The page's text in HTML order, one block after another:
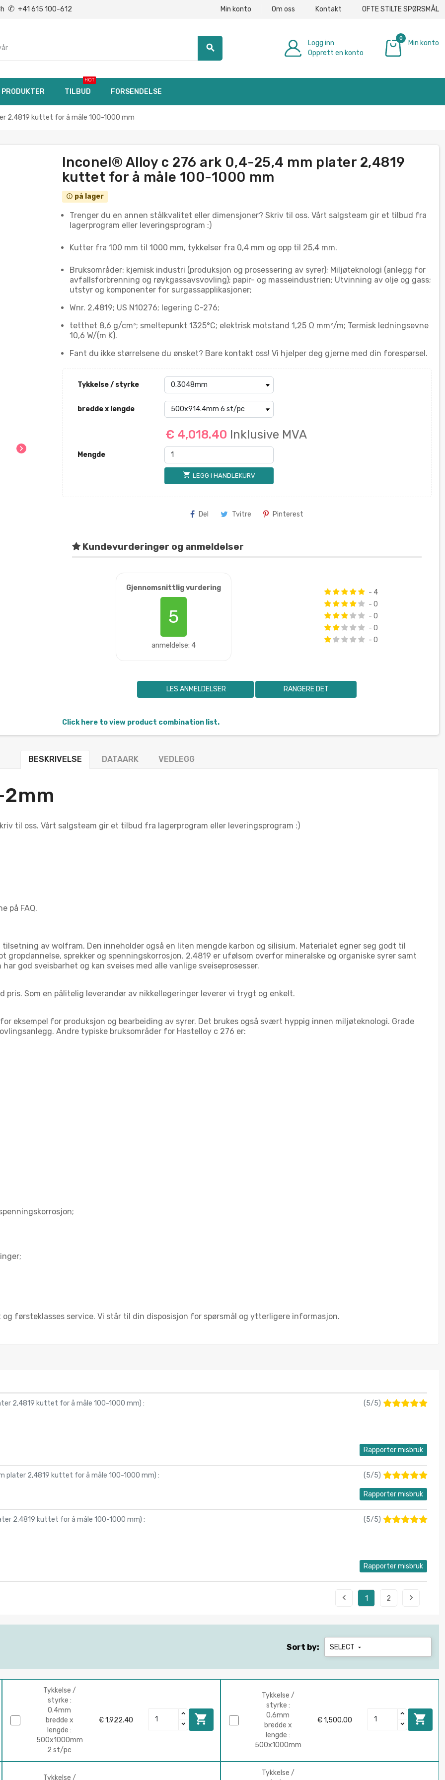
✆ +41 615 100-612 Min konto Om oss Kontakt OFTE STILTE SPØRSMÅL
search
Logg inn
Opprett en konto
0
Min konto
PRODUKTER TILBUD
HOT
FORSENDELSE
2,4819 kuttet for å måle 100-1000 mm
chevron_right
Inconel® Alloy c 276 ark 0,4-25,4 mm plater 2,4819
kuttet for å måle 100-1000 mm
error_outline på lager
Trenger du en annen stålkvalitet eller dimensjoner? Skriv til oss. Vårt salgsteam gir et tilbud fra
lagerprogram eller leveringsprogram :)
Kutter fra 100 mm til 1000 mm, tykkelser fra 0,4 mm og opp til 25,4 mm.
Bruksområder: kjemisk industri (produksjon og prosessering av syrer); Miljøteknologi (anlegg for
avfallsforbrenning og røykgassavsvovling); papir- og masseindustrien; Utvinning av olje og gass;
utstyr og komponenter for surgassapplikasjoner;
Wnr. 2,4819; US N10276; legering C-276;
tetthet 8,6 g/cm³; smeltepunkt 1325°C; elektrisk motstand 1,25 Ω mm²/m; Termisk ledningsevne
10,6 W/(m K).
Fant du ikke størrelsene du ønsket? Bare kontakt oss! Vi hjelper deg gjerne med din forespørsel.
Tykkelse / styrke
bredde x lengde
€ 4,018.40 Inklusive MVA
Mengde
shopping_cart LEGG I HANDLEKURV
Del Tvitre Pinterest
Kundevurderinger og anmeldelser
Gjennomsnittlig vurdering
5
anmeldelse: 4
- 4
- 0
- 0
- 0
- 0
LES ANMELDELSER RANGERE DET
Click here to view product combination list.
BESKRIVELSE DATAARK VEDLEGG
til oss. Vårt salgsteam gir et tilbud fra lagerprogram eller leveringsprogram :)
på FAQ.
av wolfram. Den inneholder også en liten mengde karbon og silisium. Materialet egner seg godt til
sprekker og spenningskorrosjon. 2.4819 er ufølsom overfor mineralske og organiske syrer samt
god sveisbarhet og kan sveises med alle vanlige sveiseprosesser.
pris. Som en pålitelig leverandør av nikkellegeringer leverer vi trygt og enkelt.
eksempel for produksjon og bearbeiding av syrer. Det brukes også svært hyppig innen miljøteknologi. Grade
Andre typiske bruksområder for Hastelloy c 276 er:
førsteklasses service. Vi står til din disposisjon for spørsmål og ytterligere informasjon.
2,4819 kuttet for å måle 100-1000 mm) : (5/5)
Rapporter misbruk
plater 2,4819 kuttet for å måle 100-1000 mm) : (5/5)
Rapporter misbruk
2,4819 kuttet for å måle 100-1000 mm) : (5/5)
Rapporter misbruk
 1 2 
Sort by: SELECT 
Tykkelse /
styrke :
0.4mm
bredde x
lengde :
500x1000mm
2 st/pc
€ 1,922.40 
Tykkelse /
styrke :
0.6mm
bredde x
lengde :
500x1000mm
€ 1,500.00 
Tykkelse /
Tykkelse /